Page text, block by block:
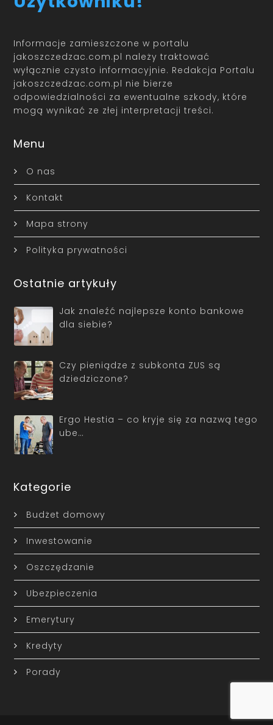
Informacje zamieszczone w portalu
jakoszczedzac.com.pl należy traktować
wyłącznie czysto informacyjnie. Redakcja Portalu
jakoszczedzac.com.pl nie bierze
odpowiedzialności za ewentualne szkody, które
mogą wynikać ze złej interpretacji treści.
Menu
O nas
Kontakt
Mapa strony
Polityka prywatności
Ostatnie artykuły
Jak znaleźć najlepsze konto bankowe
dla siebie?
Czy pieniądze z subkonta ZUS są
dziedziczone?
Ergo Hestia – co kryje się za nazwą tego
ube…
Kategorie
Budżet domowy
Inwestowanie
Oszczędzanie
Ubezpieczenia
Emerytury
Kredyty
Porady